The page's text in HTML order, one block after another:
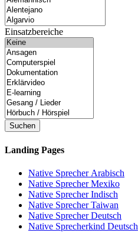
Einsatzbereiche
Suchen
Landing Pages
Native Sprecher Arabisch
Native Sprecher Mexiko
Native Sprecher Indisch
Native Sprecher Taiwan
Native Sprecher Deutsch
Native Sprecherkind Deutsch